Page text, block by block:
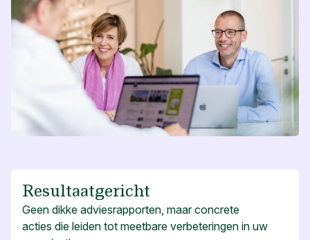
Resultaatgericht
Geen dikke adviesrapporten, maar concrete
acties die leiden tot meetbare verbeteringen in uw